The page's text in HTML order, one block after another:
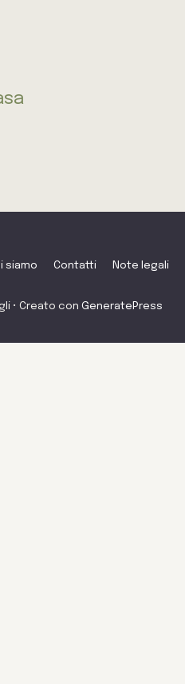
siamo Contatti Note legali
• Creato con GeneratePress